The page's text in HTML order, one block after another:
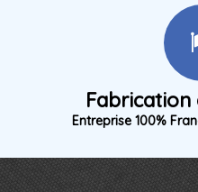
Fabrication
Entreprise 100%